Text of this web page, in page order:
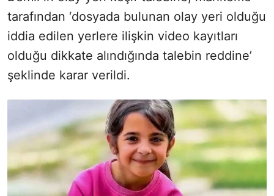
tarafından ‘dosyada bulunan olay yeri olduğu
iddia edilen yerlere ilişkin video kayıtları
olduğu dikkate alındığında talebin reddine’
şeklinde karar verildi.